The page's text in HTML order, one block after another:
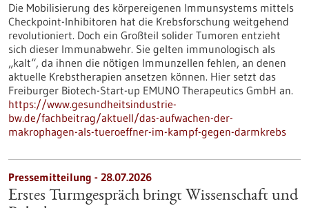
Die Mobilisierung des körpereigenen Immunsystems mittels
Checkpoint-Inhibitoren hat die Krebsforschung weitgehend
revolutioniert. Doch ein Großteil solider Tumoren entzieht
sich dieser Immunabwehr. Sie gelten immunologisch als
„kalt“, da ihnen die nötigen Immunzellen fehlen, an denen
aktuelle Krebstherapien ansetzen können. Hier setzt das
Freiburger Biotech-Start-up EMUNO Therapeutics GmbH an.
https://www.gesundheitsindustrie-
bw.de/fachbeitrag/aktuell/das-aufwachen-der-
makrophagen-als-tueroeffner-im-kampf-gegen-darmkrebs
Pressemitteilung - 28.07.2026
Erstes Turmgespräch bringt Wissenschaft und